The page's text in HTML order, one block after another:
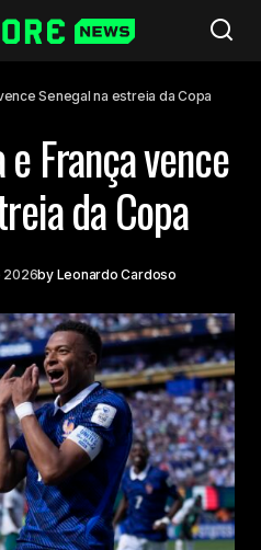
Senegal na estreia da Copa
França vence
da Copa
2026by Leonardo Cardoso